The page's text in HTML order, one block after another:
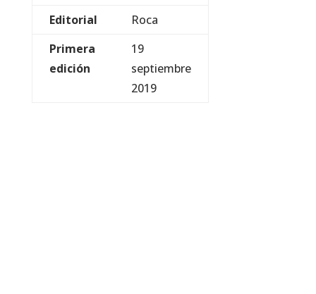
Editorial
Roca
Primera
edición
19
septiembre
2019